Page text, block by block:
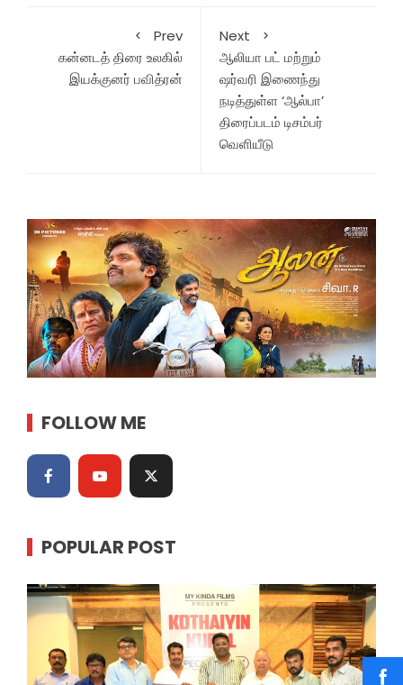
Prev
கன்னடத் திரை உலகில்
இயக்குனர் பவித்ரன்
Next
ஆலியா பட் மற்றும்
ஷர்வரி இணைந்து
நடித்துள்ள ‘ஆல்பா’
திரைப்படம் டிசம்பர்
வெளியீடு
FOLLOW ME
POPULAR POST